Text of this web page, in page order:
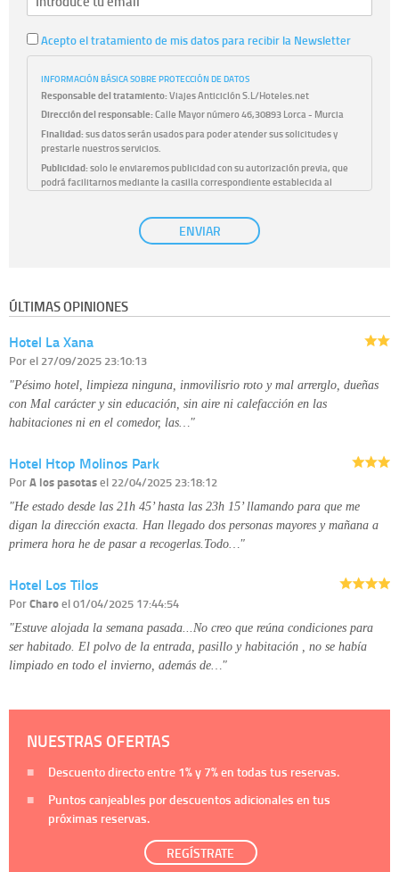
Acepto el tratamiento de mis datos para recibir la Newsletter
INFORMACIÓN BÁSICA SOBRE PROTECCIÓN DE DATOS
Responsable del tratamiento:Viajes Anticiclón S.L/Hoteles.net
Dirección del responsable:Calle Mayor número 46,30893 Lorca - Murcia
Finalidad:sus datos serán usados para poder atender sus solicitudes y
prestarle nuestros servicios.
Publicidad:solo le enviaremos publicidad con su autorización previa, que
podrá facilitarnos mediante la casilla correspondiente establecida al
efecto.
únicamente trataremos sus datos con su consentimiento
previo, que podrá facilitarnos mediante la casilla correspondiente
Derechos:tiene derecho a saber qué información tenemos sobre usted,
disponible en nuestra página web.
Información complementaria:
ENVIAR
ÚLTIMAS OPINIONES
Hotel La Xana
Porel 27/09/2025 23:10:13
"Pésimo hotel, limpieza ninguna, inmovilisrio roto y mal arrerglo, dueñas
con Mal carácter y sin educación, sin aire ni calefacción en las
habitaciones ni en el comedor, las…"
Hotel Htop Molinos Park
PorA los pasotasel 22/04/2025 23:18:12
"He estado desde las 21h 45’ hasta las 23h 15’ llamando para que me
digan la dirección exacta. Han llegado dos personas mayores y mañana a
primera hora he de pasar a recogerlas.Todo…"
Hotel Los Tilos
PorCharoel 01/04/2025 17:44:54
"Estuve alojada la semana pasada...No creo que reúna condiciones para
ser habitado. El polvo de la entrada, pasillo y habitación , no se había
limpiado en todo el invierno, además de…"
NUESTRAS OFERTAS
Descuento directo entre 1%y 7%en todas tus reservas.
Puntos canjeables por descuentos adicionales en tus
próximas reservas.
REGÍSTRATE